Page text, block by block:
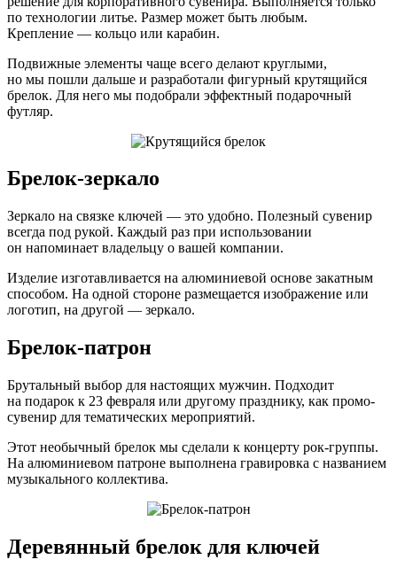
по технологии литье. Размер может быть любым.
Крепление — кольцо или карабин.
Подвижные элементы чаще всего делают круглыми,
но мы пошли дальше и разработали фигурный крутящийся
брелок. Для него мы подобрали эффектный подарочный
футляр.
Брелок-зеркало
Зеркало на связке ключей — это удобно. Полезный сувенир
всегда под рукой. Каждый раз при использовании
он напоминает владельцу о вашей компании.
Изделие изготавливается на алюминиевой основе закатным
способом. На одной стороне размещается изображение или
логотип, на другой — зеркало.
Брелок-патрон
Брутальный выбор для настоящих мужчин. Подходит
на подарок к 23 февраля или другому празднику, как промо-
сувенир для тематических мероприятий.
Этот необычный брелок мы сделали к концерту рок-группы.
На алюминиевом патроне выполнена гравировка с названием
музыкального коллектива.
Деревянный брелок для ключей